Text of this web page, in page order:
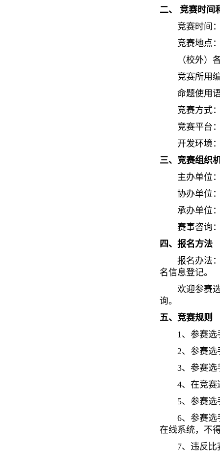
二、 竞赛时间
竞赛时间
竞赛地点
（校外）
竞赛所用
命题使用
竞赛方式
竞赛平台
开发环境
三、竞赛组织
主办单位
协办单位
承办单位
赛事咨询
四、报名方法
报名办法
名信息登记。
欢迎参赛
询。
五、竞赛规则
1、参赛
2、参赛选
3、参赛选
4、在竞赛
5、参赛
6、参赛选
在线系统，不
7、违反